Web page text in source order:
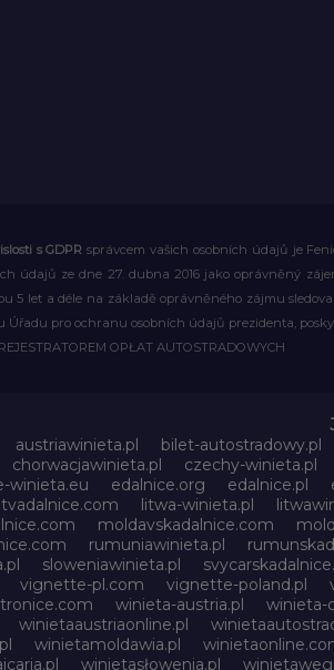
s GDPRsprávcem vašich osobních údajů je
údajů ze dne 27. dubna 2016 jako oprávněný
5 let a déle na základě oprávněného zájmu
Úřadu pro ochranu osobních údajů prezidenta,
OPŁAT AUTOSTRADOWYCH
austriawinieta.pl bilet-autostradowy.pl
chorwacjawinieta.pl czechy-winieta.pl
winieta.eu edalnice.org edalnice.pl
litwa-winieta.pl
moldavskadalnice.com
rumuniawinieta.pl
sloweniawinieta.pl
vignette-pl.com vignette-poland.pl
winieta-austria.pl winieta-
winietaaustriaonline.pl
winietamoldawia.pl
winietasłowenia.pl